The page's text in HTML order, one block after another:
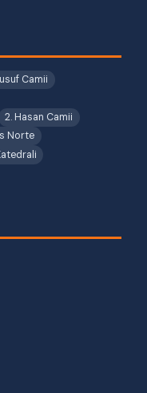
Camii
2. Hasan Camii
Norte